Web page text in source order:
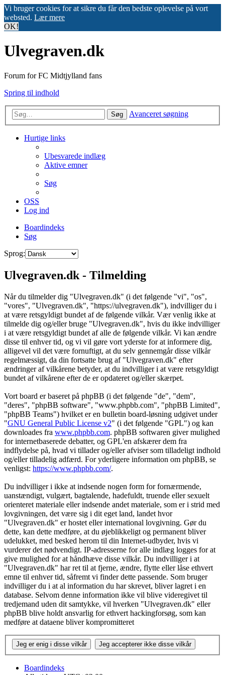
Vi bruger cookies for at sikre du får den bedste oplevelse på vort
websted. Lær mere
OK!
Ulvegraven.dk
Forum for FC Midtjylland fans
Spring til indhold
Søg Avanceret søgning
Hurtige links
Ubesvarede indlæg
Aktive emner
Søg
OSS
Log ind
Boardindeks
Søg
Sprog:
Ulvegraven.dk - Tilmelding
Når du tilmelder dig "Ulvegraven.dk" (i det følgende "vi", "os",
"vores", "Ulvegraven.dk", "https://ulvegraven.dk"), indvilliger du i
at være retsgyldigt bundet af de følgende vilkår. Vær venlig ikke at
tilmelde dig og/eller bruge "Ulvegraven.dk", hvis du ikke indvilliger
i at være retsgyldigt bundet af alle de følgende vilkår. Vi kan ændre
disse til enhver tid, og vi vil gøre vort yderste for at informere dig,
alligevel vil det være fornuftigt, at du selv gennemgår disse vilkår
regelmæssigt, da din fortsatte brug af "Ulvegraven.dk" efter
ændringer af vilkårene betyder, at du indvilliger i at være retsgyldigt
bundet af vilkårene efter de er opdateret og/eller skærpet.
Vort board er baseret på phpBB (i det følgende "de", "dem",
"deres", "phpBB software", "www.phpbb.com", "phpBB Limited",
"phpBB Teams") hvilket er en bulletin board-løsning udgivet under
"GNU General Public License v2" (i det følgende "GPL") og kan
downloades fra www.phpbb.com. phpBB softwaren giver mulighed
for internetbaserede debatter, og GPL'en afskærer dem fra
indflydelse på, hvad vi tillader og/eller afviser som tilladeligt indhold
og/eller tilladelig adfærd. For yderligere information om phpBB, se
venligst: https://www.phpbb.com/.
Du indvilliger i ikke at indsende nogen form for fornærmende,
uanstændigt, vulgært, bagtalende, hadefuldt, truende eller sexuelt
orienteret materiale eller indsende andet materiale, som er i strid med
lovgivningen, det være sig i dit eget land, landet hvor
"Ulvegraven.dk" er hostet eller international lovgivning. Gør du
dette, kan dette medføre, at du øjeblikkeligt og permanent bliver
udelukket, med besked herom til din Internet-udbyder, hvis vi
vurderer det nødvendigt. IP-adresserne for alle indlæg logges for at
give mulighed for at håndhæve disse vilkår. Du indvilliger i at
"Ulvegraven.dk" har ret til at fjerne, ændre, flytte eller låse ethvert
emne til enhver tid, såfremt vi finder dette passende. Som bruger
indvilliger du i at al information du har skrevet, bliver lagret i en
database. Selvom denne information ikke vil blive videregivet til
tredjemand uden dit samtykke, vil hverken "Ulvegraven.dk" eller
phpBB blive holdt ansvarlig for ethvert hackingforsøg, som kan
medføre at dataene bliver kompromitteret
Boardindeks